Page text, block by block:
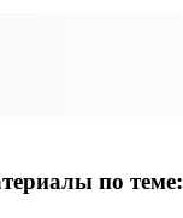
по теме: